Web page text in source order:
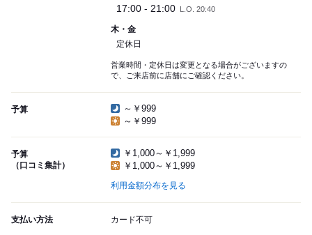
17:00 - 21:00 L.O. 20:40
木・金
定休日
営業時間・定休日は変更となる場合がございますの
で、ご来店前に店舗にご確認ください。
予算
～￥999
～￥999
予算
（口コミ集計）
￥1,000～￥1,999
￥1,000～￥1,999
利用金額分布を見る
支払い方法 カード不可